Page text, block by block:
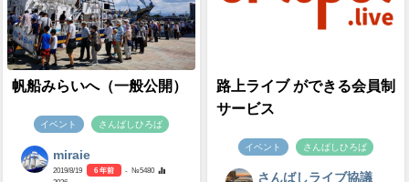
帆船みらいへ（一般公開）
イベント さんばしひろば
miraie
2019/8/19 6 年前
- №5480
路上ライブ ができる会員制
サービス
イベント さんばしひろば
さんばしライブ協議